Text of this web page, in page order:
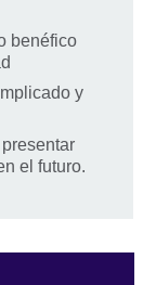
benéfico
y
el futuro.